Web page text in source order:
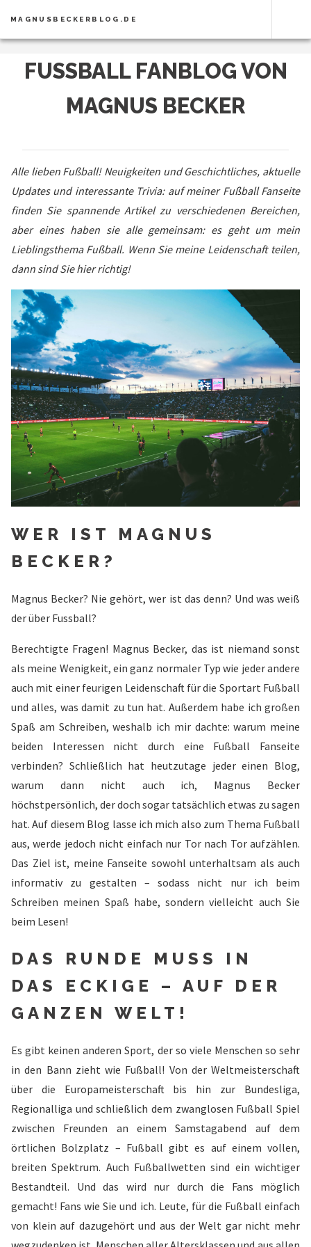
MAGNUSBECKERBLOG.DE
FUSSBALL FANBLOG VON M
AGNUS BECKER
Alle lieben Fußball! Neuigkeiten und Geschichtliches, aktuelle
Updates und interessante Trivia: auf meiner Fußball Fanseite
finden Sie spannende Artikel zu verschiedenen Bereichen,
aber eines haben sie alle gemeinsam: es geht um mein
Lieblingsthema Fußball. Wenn Sie meine Leidenschaft teilen,
dann sind Sie hier richtig!
WER IST MAGNUS
BECKER?
Magnus Becker? Nie gehört, wer ist das denn? Und was weiß
der über Fussball?
Berechtigte Fragen! Magnus Becker, das ist niemand sonst
als meine Wenigkeit, ein ganz normaler Typ wie jeder andere
auch mit einer feurigen Leidenschaft für die Sportart Fußball
und alles, was damit zu tun hat. Außerdem habe ich großen
Spaß am Schreiben, weshalb ich mir dachte: warum meine
beiden Interessen nicht durch eine Fußball Fanseite
verbinden? Schließlich hat heutzutage jeder einen Blog,
warum dann nicht auch ich, Magnus Becker
höchstpersönlich, der doch sogar tatsächlich etwas zu sagen
hat. Auf diesem Blog lasse ich mich also zum Thema Fußball
aus, werde jedoch nicht einfach nur Tor nach Tor aufzählen.
Das Ziel ist, meine Fanseite sowohl unterhaltsam als auch
informativ zu gestalten – sodass nicht nur ich beim
Schreiben meinen Spaß habe, sondern vielleicht auch Sie
beim Lesen!
DAS RUNDE MUSS IN
DAS ECKIGE – AUF DER
GANZEN WELT!
Es gibt keinen anderen Sport, der so viele Menschen so sehr
in den Bann zieht wie Fußball! Von der Weltmeisterschaft
über die Europameisterschaft bis hin zur Bundesliga,
Regionalliga und schließlich dem zwanglosen Fußball Spiel
zwischen Freunden an einem Samstagabend auf dem
örtlichen Bolzplatz – Fußball gibt es auf einem vollen,
breiten Spektrum. Auch Fußballwetten sind ein wichtiger
Bestandteil. Und das wird nur durch die Fans möglich
gemacht! Fans wie Sie und ich. Leute, für die Fußball einfach
von klein auf dazugehört und aus der Welt gar nicht mehr